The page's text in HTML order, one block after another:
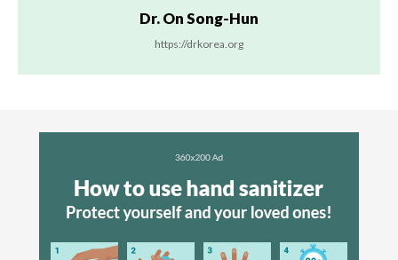
Dr. On Song-Hun
https://drkorea.org